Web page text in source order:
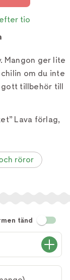
tio
Mangon ger lite
om du inte
gott tillbehör till
Lava förlag,
röror
tänd